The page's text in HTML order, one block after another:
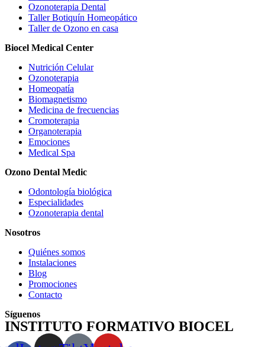
Ozonoterapia Dental
Taller Botiquín Homeopático
Taller de Ozono en casa
Biocel Medical Center
Nutrición Celular
Ozonoterapia
Homeopatía
Biomagnetismo
Medicina de frecuencias
Cromoterapia
Organoterapia
Emociones
Medical Spa
Ozono Dental Medic
Odontología biológica
Especialidades
Ozonoterapia dental
Nosotros
Quiénes somos
Instalaciones
Blog
Promociones
Contacto
Síguenos
INSTITUTO FORMATIVO BIOCEL